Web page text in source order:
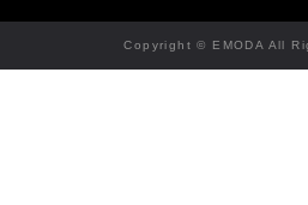
Copyright © EMODA All